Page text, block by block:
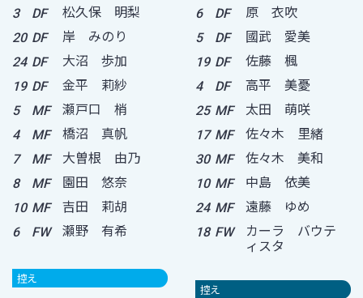
3 DF 松久保 明梨
20 DF 岸 みのり
24 DF 大沼 歩加
19 DF 金平 莉紗
5 MF 瀬戸口 梢
4 MF 橋沼 真帆
7 MF 大曽根 由乃
8 MF 園田 悠奈
10 MF 吉田 莉胡
6 FW 瀬野 有希
控え
6 DF 原 衣吹
5 DF 國武 愛美
19 DF 佐藤 楓
4 DF 高平 美憂
25 MF 太田 萌咲
17 MF 佐々木 里緒
30 MF 佐々木 美和
10 MF 中島 依美
24 MF 遠藤 ゆめ
18 FW カーラ バウテ
ィスタ
控え